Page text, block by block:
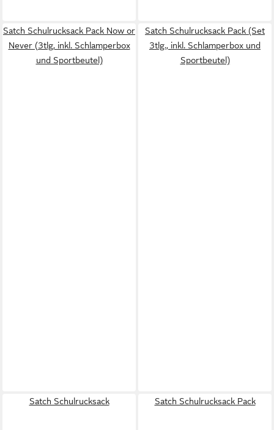
Satch Schulrucksack Pack Now or
Never (3tlg, inkl. Schlamperbox
und Sportbeutel)
Satch Schulrucksack Pack (Set
3tlg., inkl. Schlamperbox und
Sportbeutel)
Satch Schulrucksack Satch Schulrucksack Pack